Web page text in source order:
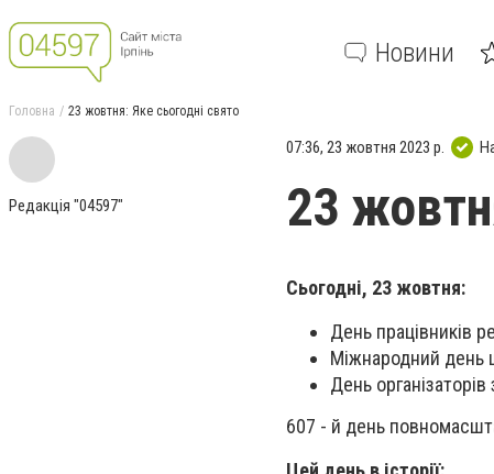
Новини
Головна 23 жовтня: Яке сьогодні свято
Редакція "04597"
07:36, 23 жовтня 2023 р.
23
Сьогодні, 23 жовтня:
День працівників
Міжнародний день
День організаторів
607 - й день